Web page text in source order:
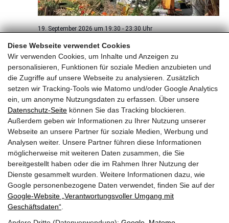
„Tenneck tanzt auf“
19. September 2026 um 19:30-23:30
VorherigeVeranstaltungen Heute
Nächste
Die Saalfeldner Tanzlmusi
Haid 6
A-5760 Saalfelden
Telefon: +43 (0)6582 73224
E-mail: info@saalfeldner-tanzlmusi.at
Diese Webseite verwendet Cookies
Wir verwenden Cookies, um Inhalte und Anzeigen zu
personalisieren, Funktionen für soziale Medien anzubieten und
die Zugriffe auf unsere Webseite zu analysieren. Zusätzlich
setzen wir Tracking-Tools wie Matomo und/oder Google Analytics
ein, um anonyme Nutzungsdaten zu erfassen. Über unsere
Datenschutz-Seite können Sie das Tracking blockieren.
Außerdem geben wir Informationen zu Ihrer Nutzung unserer
Webseite an unsere Partner für soziale Medien, Werbung und
Analysen weiter. Unsere Partner führen diese Informationen
möglicherweise mit weiteren Daten zusammen, die Sie
bereitgestellt haben oder die im Rahmen Ihrer Nutzung der
Dienste gesammelt wurden. Weitere Informationen dazu, wie
Google personenbezogene Daten verwendet, finden Sie auf der
Google‑Website „Verantwortungsvoller Umgang mit
Geschäftsdaten“